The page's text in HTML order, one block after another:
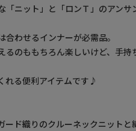
「ニット」と「ロンＴ」のアンサ
わせるインナーが必需品。
るのももちろん楽しいけど、手
れる便利アイテムです♪
ード織りのクルーネックニット